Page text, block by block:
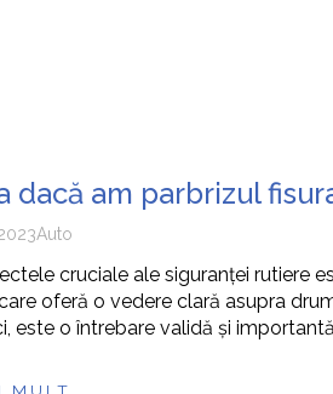
dacă am parbrizul
Auto
cruciale ale siguranței rutiere
oferă o vedere clară asupra
este o întrebare validă și